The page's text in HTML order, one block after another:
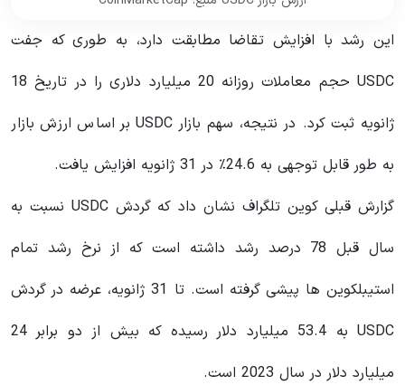
این رشد با افزایش تقاضا مطابقت دارد، به طوری که جفت
USDC حجم معاملات روزانه 20 میلیارد دلاری را در تاریخ 18
ژانویه ثبت کرد. در نتیجه، سهم بازار USDC بر اساس ارزش بازار
به طور قابل توجهی به 24.6٪ در 31 ژانویه افزایش یافت.
گزارش قبلی کوین تلگراف نشان داد که گردش USDC نسبت به
سال قبل 78 درصد رشد داشته است که از نرخ رشد تمام
استیبلکوین ها پیشی گرفته است. تا 31 ژانویه، عرضه در گردش
USDC به 53.4 میلیارد دلار رسیده که بیش از دو برابر 24
میلیارد دلار در سال 2023 است.